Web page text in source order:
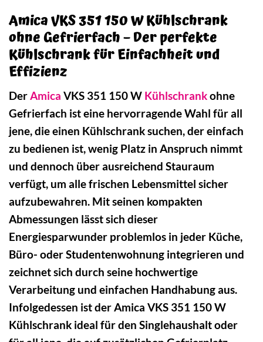
Amica VKS 351 150 W Kühlschrank
ohne Gefrierfach – Der perfekte
Kühlschrank für Einfachheit und
Effizienz
DerAmica VKS 351 150 W Kühlschrankohne
Gefrierfach ist eine hervorragende Wahl für all
jene, die einen Kühlschrank suchen, der einfach
zu bedienen ist, wenig Platz in Anspruch nimmt
und dennoch über ausreichend Stauraum
verfügt, um alle frischen Lebensmittel sicher
aufzubewahren. Mit seinen kompakten
Abmessungen lässt sich dieser
Energiesparwunder problemlos in jeder Küche,
Büro- oder Studentenwohnung integrieren und
zeichnet sich durch seine hochwertige
Verarbeitung und einfachen Handhabung aus.
Infolgedessen ist der Amica VKS 351 150 W
Kühlschrank ideal für den Singlehaushalt oder